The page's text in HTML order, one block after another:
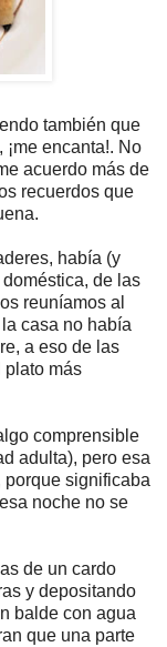
también que
encanta!. No
acuerdo más de
recuerdos que
había (y
de las
reuníamos al
casa no había
a eso de las
plato más
comprensible
adulta), pero esa
porque significaba
noche no se
de un cardo
y depositando
balde con agua
que una parte